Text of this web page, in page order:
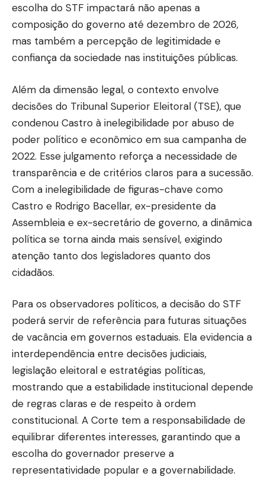
escolha do STF impactará não apenas a
composição do governo até dezembro de 2026,
mas também a percepção de legitimidade e
confiança da sociedade nas instituições públicas.
Além da dimensão legal, o contexto envolve
decisões do Tribunal Superior Eleitoral (TSE), que
condenou Castro à inelegibilidade por abuso de
poder político e econômico em sua campanha de
2022. Esse julgamento reforça a necessidade de
transparência e de critérios claros para a sucessão.
Com a inelegibilidade de figuras-chave como
Castro e Rodrigo Bacellar, ex-presidente da
Assembleia e ex-secretário de governo, a dinâmica
política se torna ainda mais sensível, exigindo
atenção tanto dos legisladores quanto dos
cidadãos.
Para os observadores políticos, a decisão do STF
poderá servir de referência para futuras situações
de vacância em governos estaduais. Ela evidencia a
interdependência entre decisões judiciais,
legislação eleitoral e estratégias políticas,
mostrando que a estabilidade institucional depende
de regras claras e de respeito à ordem
constitucional. A Corte tem a responsabilidade de
equilibrar diferentes interesses, garantindo que a
escolha do governador preserve a
representatividade popular e a governabilidade.